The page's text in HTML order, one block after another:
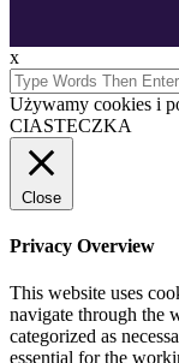
x
Używamy cookies i
CIASTECZKA
Close
Privacy Overview
This website uses
navigate through the
categorized as
essential for the